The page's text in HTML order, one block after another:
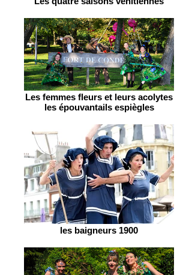
Les femmes fleurs et leurs acolytes
les épouvantails espiègles
les baigneurs 1900